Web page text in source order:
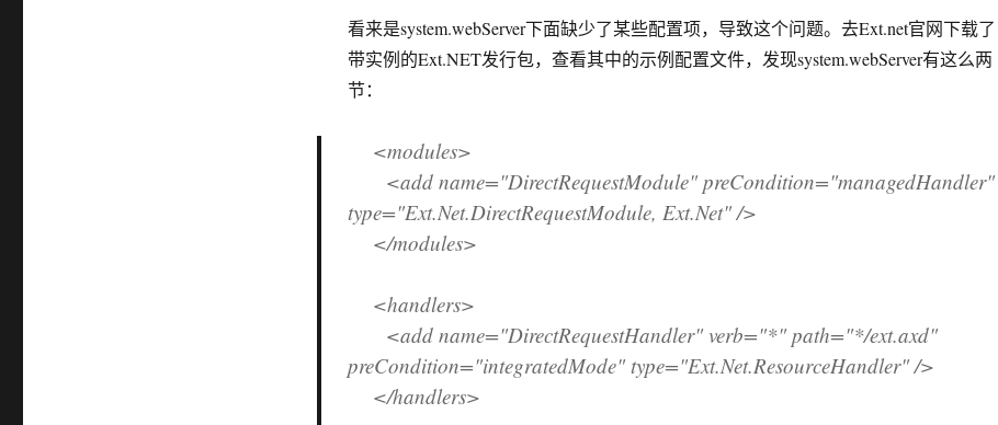
看来是system.webServer下面缺少了某些配置项，导致这个问题。去Ext.net官网下载了
带实例的Ext.NET发行包，查看其中的示例配置文件，发现system.webServer有这么两
节：
<modules>
<add name="DirectRequestModule" preCondition="managedHandler"
type="Ext.Net.DirectRequestModule, Ext.Net" />
</modules>
<handlers>
<add name="DirectRequestHandler" verb="*" path="*/ext.axd"
preCondition="integratedMode" type="Ext.Net.ResourceHandler" />
</handlers>